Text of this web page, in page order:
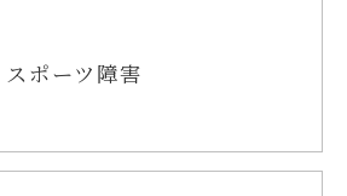
スポーツ障害